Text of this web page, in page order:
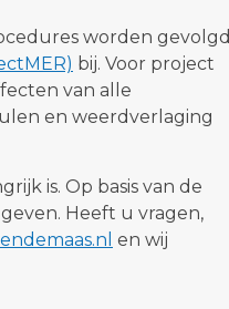
worden gevolgd
bij. Voor project
van alle
en weerdverlaging
is. Op basis van de
Heeft u vragen,
en wij